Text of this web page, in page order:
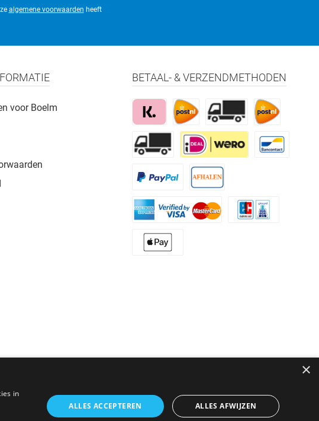
algemene voorwaarden heeft
voor Boelm
BETAAL- & VERZENDMETHODEN
×
in
ALLES ACCEPTEREN ALLES AFWIJZEN